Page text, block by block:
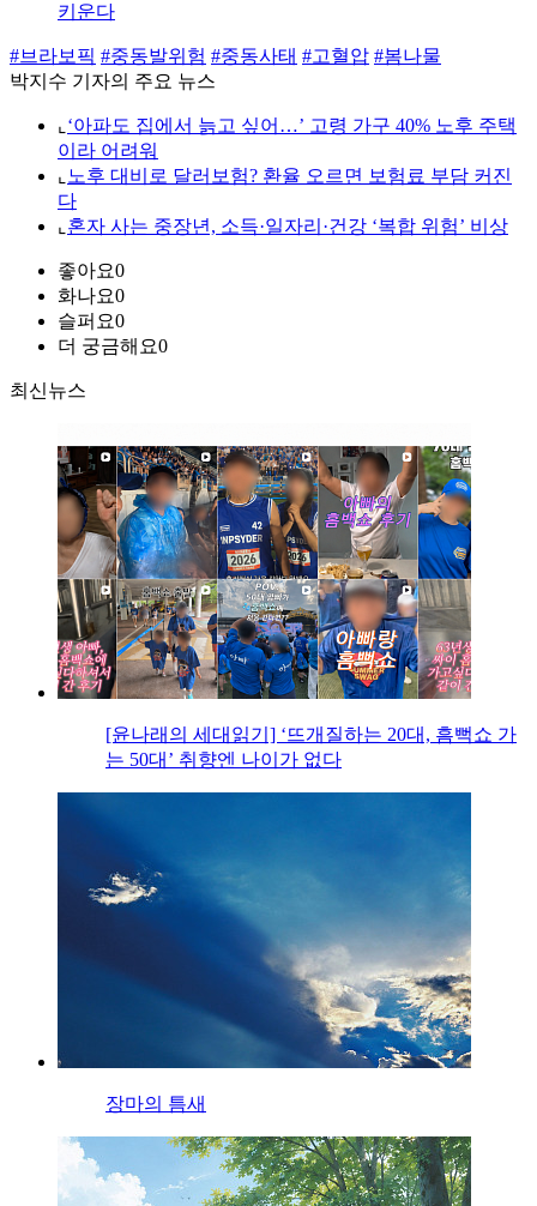
키운다
#브라보픽 #중동발위험 #중동사태 #고혈압 #봄나물
박지수 기자의 주요 뉴스
⌞ ‘아파도 집에서 늙고 싶어…’ 고령 가구 40% 노후 주택
이라 어려워
⌞ 노후 대비로 달러보험? 환율 오르면 보험료 부담 커진
다
⌞ 혼자 사는 중장년, 소득·일자리·건강 ‘복합 위험’ 비상
좋아요0
화나요0
슬퍼요0
더 궁금해요0
최신뉴스
[윤나래의 세대읽기] ‘뜨개질하는 20대, 흠뻑쇼 가
는 50대’ 취향엔 나이가 없다
장마의 틈새